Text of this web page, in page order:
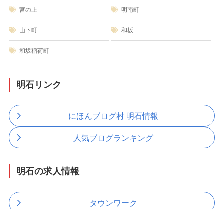
宮の上 明南町
山下町 和坂
和坂稲荷町
明石リンク
にほんブログ村 明石情報
人気ブログランキング
明石の求人情報
タウンワーク